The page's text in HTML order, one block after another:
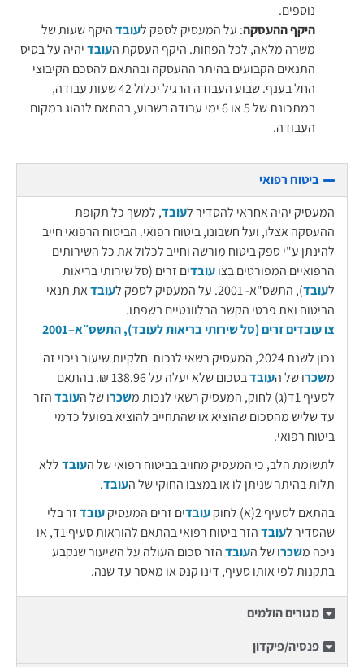
נוספים.
היקף ההעסקה: על המעסיק לספק ל עובדהיקף שעות של
משרה מלאה, לכל הפחות. היקף העסקת העובדיהיה על בסיס
התנאים הקבועים בהיתר ההעסקה ובהתאם להסכם הקיבוצי
החל בענף. שבוע העבודה הרגיל יכלול 42 שעות עבודה,
במתכונת של 5 או 6 ימי עבודה בשבוע, בהתאם לנהוג במקום
העבודה.
ביטוח רפואי
המעסיק יהיה אחראי להסדיר לעובד, למשך כל תקופת
ההעסקה אצלו, ועל חשבונו, ביטוח רפואי. הביטוח הרפואי חייב
להינתן ע"י ספק ביטוח מורשה וחייב לכלול את כל השירותים
הרפואיים המפורטים בצועובדים זרים (סל שירותי בריאות
עובד), התשס"א- 2001. על המעסיק לספק ל עובדאת תנאי
הביטוח ואת פרטי הקשר הרלוונטיים בשפתו.
צו עובדים זרים (סל שירותי בריאות לעובד), התשס״א–2001
נכון לשנת 2024, המעסיק רשאי לנכות חלקיות שיעור ניכוי זה
שכרו של העובד
בסכום שלא יעלה על 138.96 ₪. בהתאם
לסעיף 1ד(ג) לחוק, המעסיק רשאי לנכות מ
שכרו של העובדהזר
עד שליש מהסכום שהוציא או שהתחייב להוציא בפועל כדמי
ביטוח רפואי.
לתשומת הלב, כי המעסיק מחויב בביטוח רפואי של העובדללא
תלות בהיתר שניתן לו או במצבו החוקי של העובד.
בהתאם לסעיף 2(א) לחוק
עובדים זרים המעסיקעובדזר בלי
שהסדיר לעובד
הזר ביטוח רפואי בהתאם להוראות סעיף 1ד, או
ניכה מ שכרו של העובדהזר סכום העולה על השיעור שנקבע
בתקנות לפי אותו סעיף, דינו קנס או מאסר עד שנה.
מגורים הולמים
פנסיה/פיקדון